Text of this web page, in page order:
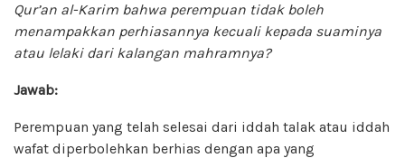
Qur’an al-Karim bahwa perempuan tidak boleh
menampakkan perhiasannya kecuali kepada suaminya
atau lelaki dari kalangan mahramnya?
Jawab:
Perempuan yang telah selesai dari iddah talak atau iddah
wafat diperbolehkan berhias dengan apa yang